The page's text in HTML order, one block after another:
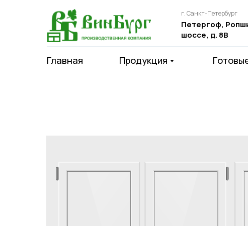
г. Санкт-Петербург
Петергоф,
шоссе, д. 8В
Продукция
Главная